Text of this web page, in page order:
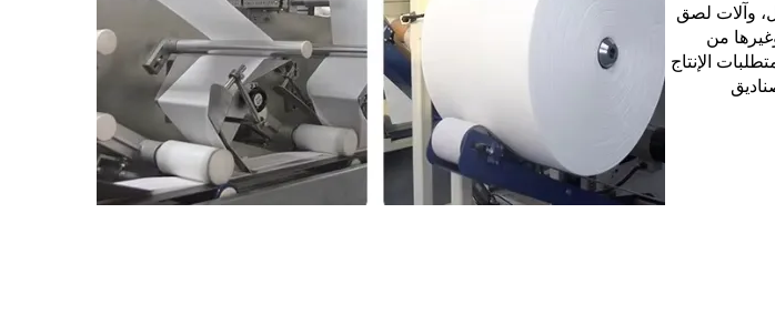
بالكامل، وآلات لصق
من
كما يمكنه تلبية متطلبات الإنتاج